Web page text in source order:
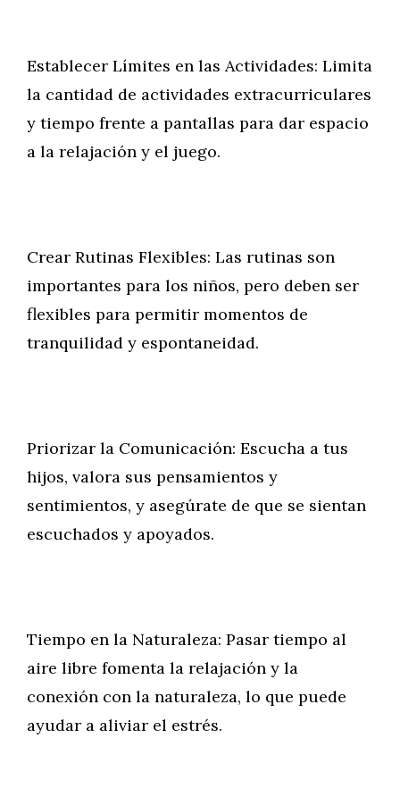
Establecer Límites en las Actividades: Limita
la cantidad de actividades extracurriculares
y tiempo frente a pantallas para dar espacio
a la relajación y el juego.
Crear Rutinas Flexibles: Las rutinas son
importantes para los niños, pero deben ser
flexibles para permitir momentos de
tranquilidad y espontaneidad.
Priorizar la Comunicación: Escucha a tus
hijos, valora sus pensamientos y
sentimientos, y asegúrate de que se sientan
escuchados y apoyados.
Tiempo en la Naturaleza: Pasar tiempo al
aire libre fomenta la relajación y la
conexión con la naturaleza, lo que puede
ayudar a aliviar el estrés.